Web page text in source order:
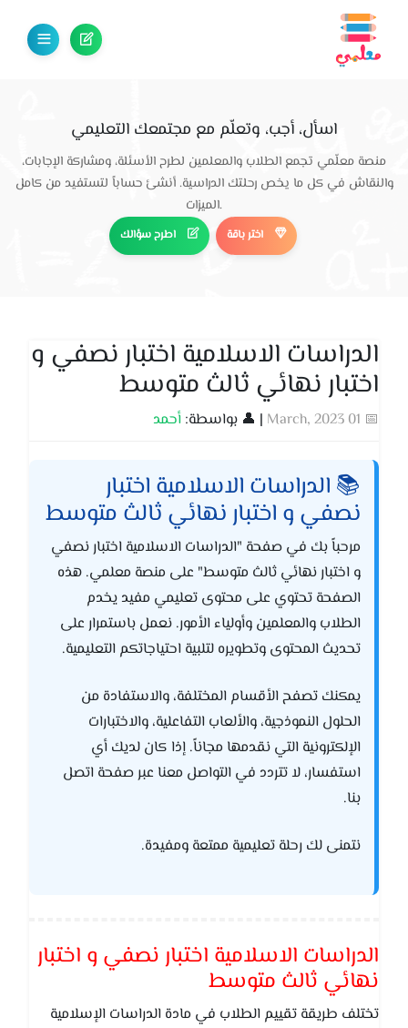
اسأل، أجب، وتعلّم مع مجتمعك التعليمي
منصة معلّمي تجمع الطلاب والمعلمين لطرح الأسئلة، ومشاركة الإجابات،
والنقاش في كل ما يخص رحلتك الدراسية. أنشئ حساباً لتستفيد من كامل
الميزات.
اطرح سؤالك اختر باقة
الدراسات الاسلامية اختبار نصفي و
اختبار نهائي ثالث متوسط
📅 01 March, 2023 | 👤 بواسطة: أحمد
📚 الدراسات الاسلامية اختبار
نصفي و اختبار نهائي ثالث متوسط
مرحباً بك في صفحة "الدراسات الاسلامية اختبار نصفي
و اختبار نهائي ثالث متوسط" على منصة معلمي. هذه
الصفحة تحتوي على محتوى تعليمي مفيد يخدم
الطلاب والمعلمين وأولياء الأمور. نعمل باستمرار على
تحديث المحتوى وتطويره لتلبية احتياجاتكم التعليمية.
يمكنك تصفح الأقسام المختلفة، والاستفادة من
الحلول النموذجية، والألعاب التفاعلية، والاختبارات
الإلكترونية التي نقدمها مجاناً. إذا كان لديك أي
استفسار، لا تتردد في التواصل معنا عبر صفحة اتصل
بنا.
نتمنى لك رحلة تعليمية ممتعة ومفيدة.
الدراسات الاسلامية اختبار نصفي و اختبار
نهائي ثالث متوسط
تختلف طريقة تقييم الطلاب في مادة الدراسات الإسلامية